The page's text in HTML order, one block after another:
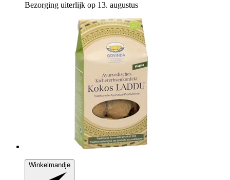
Bezorging uiterlijk op 13. augustus
Winkelmandje